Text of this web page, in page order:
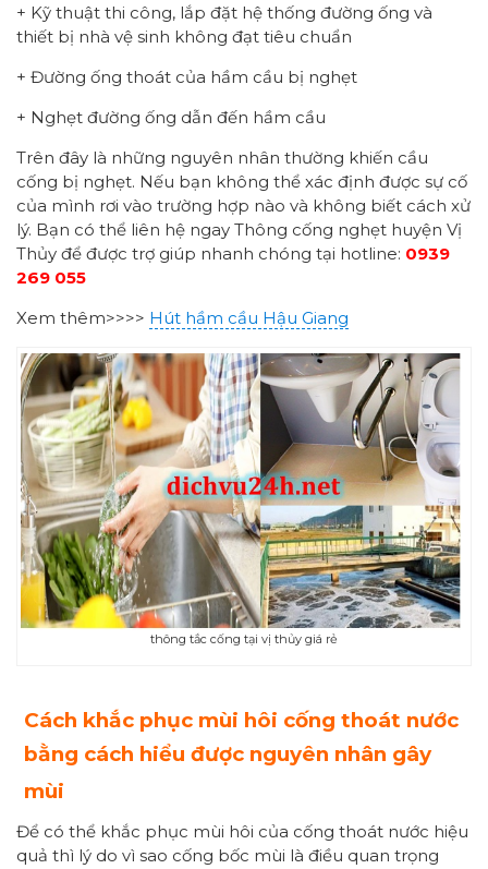
+ Kỹ thuật thi công, lắp đặt hệ thống đường ống và
thiết bị nhà vệ sinh không đạt tiêu chuẩn
+ Đường ống thoát của hầm cầu bị nghẹt
+ Nghẹt đường ống dẫn đến hầm cầu
Trên đây là những nguyên nhân thường khiến cầu
cống bị nghẹt. Nếu bạn không thể xác định được sự cố
của mình rơi vào trường hợp nào và không biết cách xử
lý. Bạn có thể liên hệ ngay Thông cống nghẹt huyện Vị
Thủy để được trợ giúp nhanh chóng tại hotline: 0939
269 055
Xem thêm>>>> Hút hầm cầu Hậu Giang
thông tắc cống tại vị thủy giá rẻ
Cách khắc phục mùi hôi cống thoát nước
bằng cách hiểu được nguyên nhân gây
mùi
Để có thể khắc phục mùi hôi của cống thoát nước hiệu
quả thì lý do vì sao cống bốc mùi là điều quan trọng